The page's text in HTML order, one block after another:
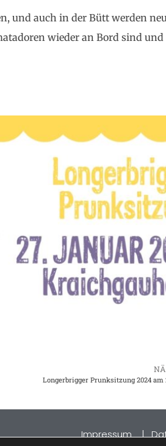
und auch in der Bütt werden
wieder an Bord sind und
Longerbrigger Prunksitzung 2024 am
Impressum|